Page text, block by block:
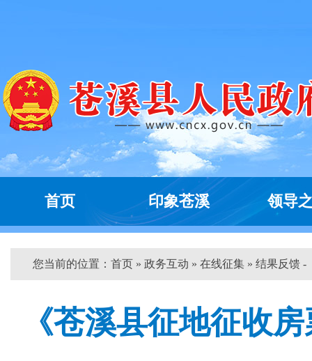
首页 印象苍溪 领导
您当前的位置： 首页 » 政务互动 » 在线征集 » 结果反馈 -
《苍溪县征地征收